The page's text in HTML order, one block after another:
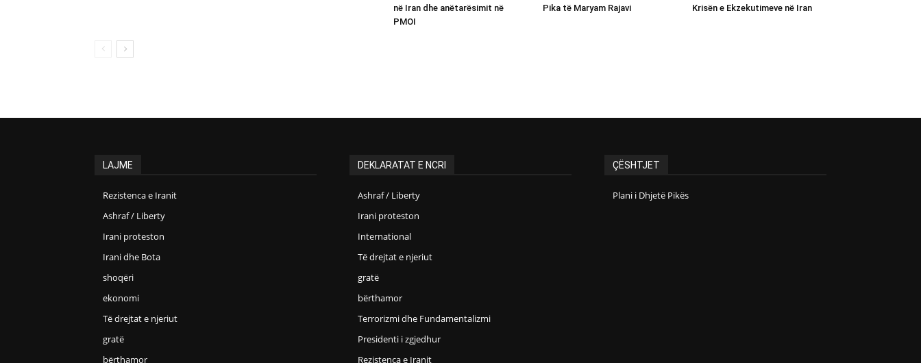
në Iran dhe anëtarësimit në
PMOI
Pika të Maryam Rajavi
Krisën e Ekzekutimeve në Iran
LAJME
Rezistenca e Iranit
Ashraf / Liberty
Irani proteston
Irani dhe Bota
shoqëri
ekonomi
Të drejtat e njeriut
gratë
bërthamor
DEKLARATAT E NCRI
Ashraf / Liberty
Irani proteston
International
Të drejtat e njeriut
gratë
bërthamor
Terrorizmi dhe Fundamentalizmi
Presidenti i zgjedhur
Rezistenca e Iranit
ÇËSHTJET
Plani i Dhjetë Pikës